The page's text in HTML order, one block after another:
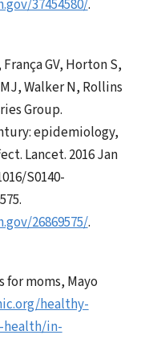
37454580/.
GV, Horton S,
Walker N, Rollins
Group.
epidemiology,
Lancet. 2016 Jan
S0140-
26869575/.
moms, Mayo
healthy-
in-